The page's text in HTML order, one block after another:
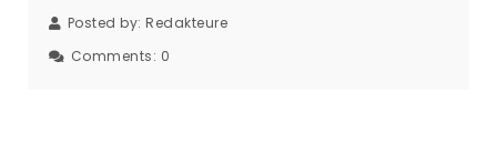
Posted by: Redakteure
Comments: 0